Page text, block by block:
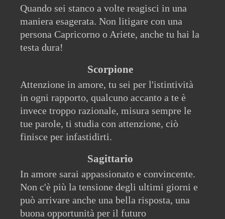
Quando sei stanco a volte reagisci in una
maniera esagerata. Non litigare con una
persona Capricorno o Ariete, anche tu hai la
testa dura!
Scorpione
Attenzione in amore, tu sei per l'istintività
in ogni rapporto, qualcuno accanto a te è
invece troppo razionale, misura sempre le
tue parole, ti studia con attenzione, ciò
finisce per infastidirti.
Sagittario
In amore sarai appassionato e convincente.
Non c'è più la tensione degli ultimi giorni e
può arrivare anche una bella risposta, una
buona opportunità per il futuro